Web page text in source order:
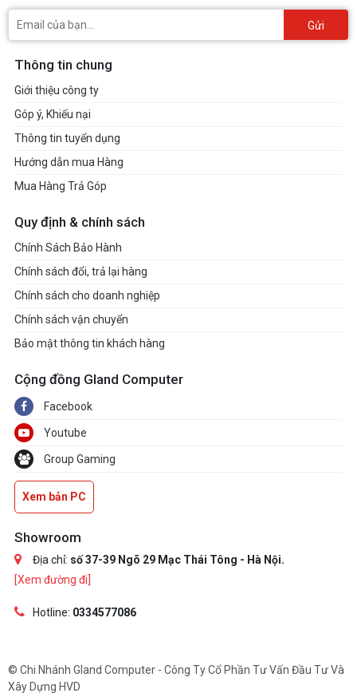
Gửi
Thông tin chung
Giới thiệu công ty
Góp ý, Khiếu nại
Thông tin tuyển dụng
Hướng dẫn mua Hàng
Mua Hàng Trả Góp
Quy định & chính sách
Chính Sách Bảo Hành
Chính sách đổi, trả lại hàng
Chính sách cho doanh nghiệp
Chính sách vận chuyển
Bảo mật thông tin khách hàng
Cộng đồng Gland Computer
Facebook
Youtube
Group Gaming
Xem bản PC
Showroom
Địa chỉ: số 37-39 Ngõ 29 Mạc Thái Tông - Hà Nội.
[Xem đường đi]
Hotline: 0334577086
© Chi Nhánh Gland Computer - Công Ty Cổ Phần Tư Vấn Đầu Tư Và
Xây Dựng HVD